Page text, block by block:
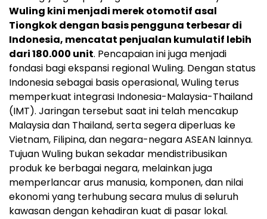
Wuling kini menjadi merek otomotif asal
Tiongkok dengan basis pengguna terbesar di
Indonesia, mencatat penjualan kumulatif lebih
dari 180.000 unit. Pencapaian ini juga menjadi
fondasi bagi ekspansi regional Wuling. Dengan status
Indonesia sebagai basis operasional, Wuling terus
memperkuat integrasi Indonesia-Malaysia-Thailand
(IMT). Jaringan tersebut saat ini telah mencakup
Malaysia dan Thailand, serta segera diperluas ke
Vietnam, Filipina, dan negara-negara ASEAN lainnya.
Tujuan Wuling bukan sekadar mendistribusikan
produk ke berbagai negara, melainkan juga
memperlancar arus manusia, komponen, dan nilai
ekonomi yang terhubung secara mulus di seluruh
kawasan dengan kehadiran kuat di pasar lokal.